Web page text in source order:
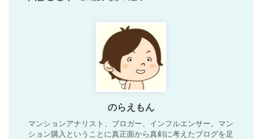
のらえもん
マンションアナリスト、ブロガー、インフルエンサー。マン
ション購入ということに真正面から真剣に考えたブログを足